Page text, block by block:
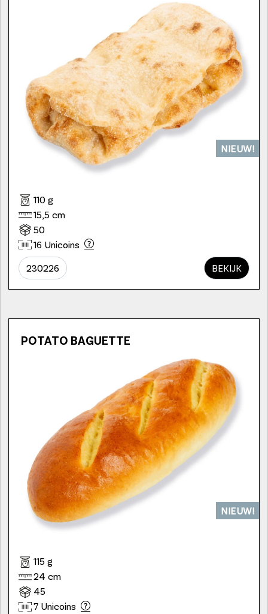
NIEUW!
110 g
15,5 cm
50
16 Unicoins
230226 BEKIJK
POTATO BAGUETTE
NIEUW!
115 g
24 cm
45
7 Unicoins